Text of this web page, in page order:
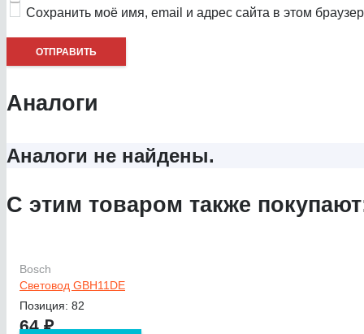
Сохранить моё имя, email и адрес сайта в этом
Аналоги
Аналоги не найдены.
С этим товаром также
Bosch
Световод GBH11DE
Позиция: 82
64₽